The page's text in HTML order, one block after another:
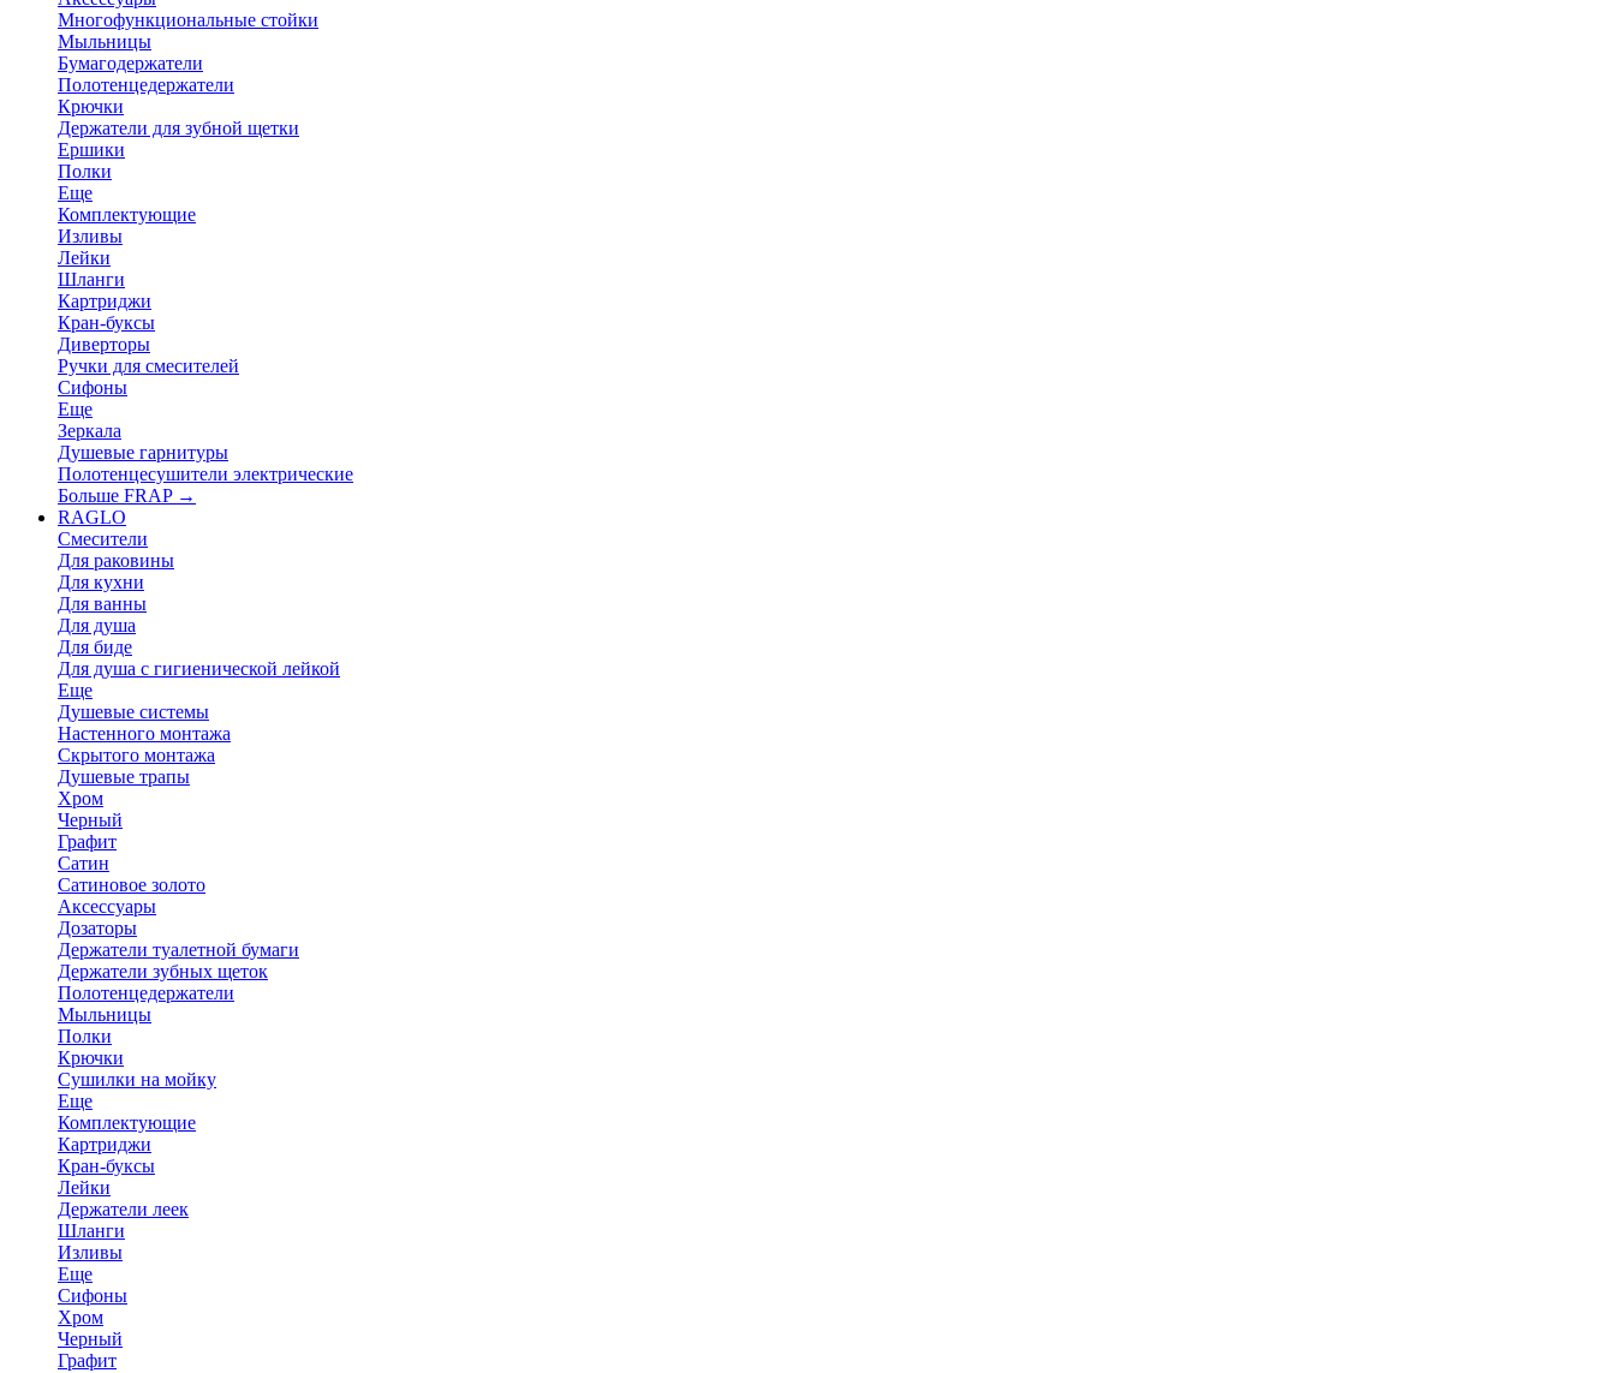
Многофункциональные стойки
Мыльницы
Бумагодержатели
Полотенцедержатели
Крючки
Держатели для зубной щетки
Ершики
Полки
Еще
Комплектующие
Изливы
Лейки
Шланги
Картриджи
Кран-буксы
Диверторы
Ручки для смесителей
Сифоны
Еще
Зеркала
Душевые гарнитуры
Полотенцесушители электрические
Больше FRAP →
RAGLO
Смесители
Для раковины
Для кухни
Для ванны
Для душа
Для биде
Для душа с гигиенической лейкой
Еще
Душевые системы
Настенного монтажа
Скрытого монтажа
Душевые трапы
Хром
Черный
Графит
Сатин
Сатиновое золото
Аксессуары
Дозаторы
Держатели туалетной бумаги
Держатели зубных щеток
Полотенцедержатели
Мыльницы
Полки
Крючки
Сушилки на мойку
Еще
Комплектующие
Картриджи
Кран-буксы
Лейки
Держатели леек
Шланги
Изливы
Еще
Сифоны
Хром
Черный
Графит